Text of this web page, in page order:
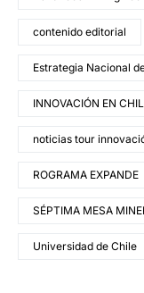
contenido editorial
Estrategia Nacional
INNOVACIÓN EN
noticias tour
ROGRAMA EXPANDE
SÉPTIMA MESA
Universidad de Chile